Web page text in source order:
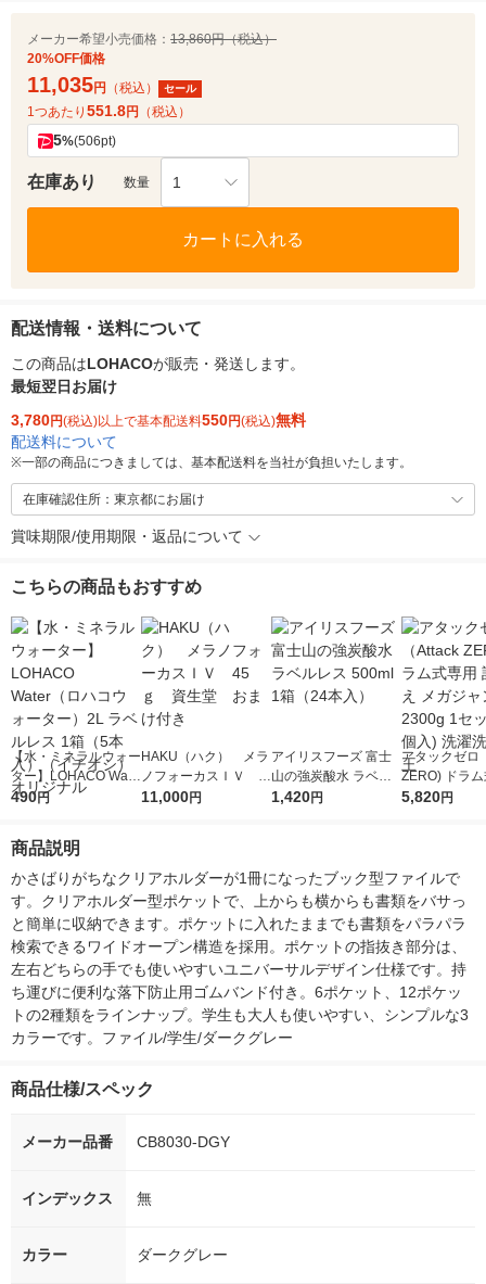
メーカー希望小売価格： 13,860円（税込）
20%OFF価格
11,035円 （税込） セール
1つあたり 551.8円 （税込）
5%(506pt)
在庫あり 数量 1
カートに入れる
配送情報・送料について
この商品はLOHACOが販売・発送します。
最短翌日お届け
3,780円(税込)以上で基本配送料550円(税込)無料
配送料について
※一部の商品につきましては、基本配送料を当社が負担いたします。
在庫確認住所：東京都にお届け
賞味期限/使用期限・返品について
こちらの商品もおすすめ
【水・ミネラルウォー
ター】LOHACO Wate
r（ロハコウォータ
シ） オリジナル
490円
HAKU（ハク） メラ
ノフォーカスＩＶ 4
5ｇ 資生堂 おまけ
11,000円
アイリスフーズ 富士
山の強炭酸水 ラベル
レス 500ml 1箱（24
1,420円
アタックゼロ
ZERO) ドラ
詰め替え メガ
5,820円
商品説明
かさばりがちなクリアホルダーが1冊になったブック型ファイルで
す。クリアホルダー型ポケットで、上からも横からも書類をバサっ
と簡単に収納できます。ポケットに入れたままでも書類をパラパラ
検索できるワイドオープン構造を採用。ポケットの指抜き部分は、
左右どちらの手でも使いやすいユニバーサルデザイン仕様です。持
ち運びに便利な落下防止用ゴムバンド付き。6ポケット、12ポケッ
トの2種類をラインナップ。学生も大人も使いやすい、シンプルな3
カラーです。ファイル/学生/ダークグレー
商品仕様/スペック
メーカー品番 CB8030-DGY
インデックス 無
カラー ダークグレー